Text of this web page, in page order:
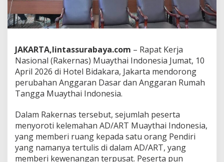
d
o
n
i
a
2
2
6
o
r
n
g
P
JAKARTA,lintassurabaya.com – Rapat Kerja
Nasional (Rakernas) Muaythai Indonesia Jumat, 10
April 2026 di Hotel Bidakara, Jakarta mendorong
perubahan Anggaran Dasar dan Anggaran Rumah
Tangga Muaythai Indonesia.
Dalam Rakernas tersebut, sejumlah peserta
menyoroti kelemahan AD/ART Muaythai Indonesia,
yang memberi ruang kepada satu orang Pendiri
yang namanya tertulis di dalam AD/ART, yang
memberi kewenangan terpusat. Peserta pun